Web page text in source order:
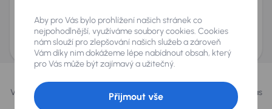
AURES Holdings a.s., se sídlem Dopraváků 874/15, Čimice, 184 00 Praha 8 bude
uchovávat a zpracovávat vaše osobní údaje v souladu se zásadami ochrany a
zpracováníosobních údajů.
Vybrali jsme pro vás
Vybíráme pro vás ty nejlepší vozy
z naší nabídky. Každý den pro vás
vykoupíme až 400 vozů
Aby pro Vás bylo prohlížení našich stránek co
nejpohodlnější, využíváme soubory cookies. Cookies
nám slouží pro zlepšování našich služeb a zároveň
Vám díky nim dokážeme lépe nabídnout obsah, který
pro Vás může být zajímavý a užitečný.
Přijmout vše